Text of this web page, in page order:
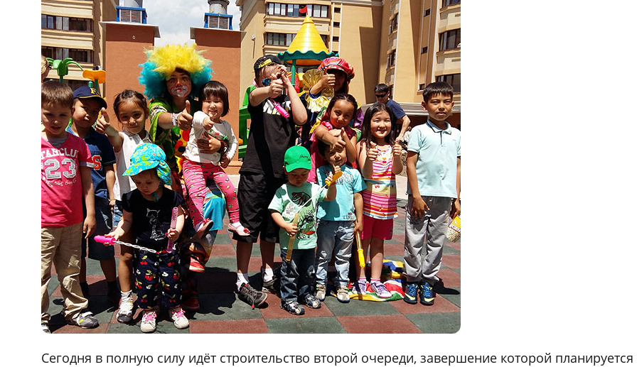
Сегодня в полную силу идёт строительство второй очереди, завершение которой планируется